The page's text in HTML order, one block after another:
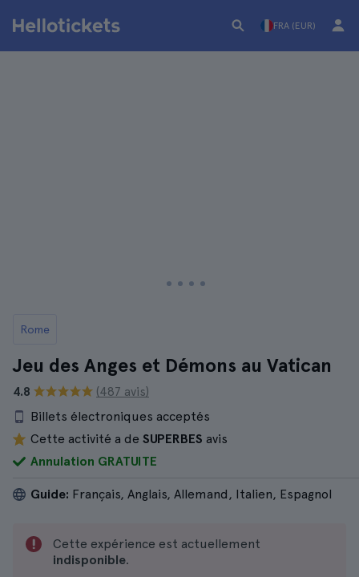
FRA (EUR)
Rome
Jeu des Anges et Démons au Vatican
4.8
(487 avis)
Billets électroniques acceptés
Cette activité a de SUPERBES avis
Annulation GRATUITE
Guide: Français, Anglais, Allemand, Italien, Espagnol
Cette expérience est actuellement
indisponible.